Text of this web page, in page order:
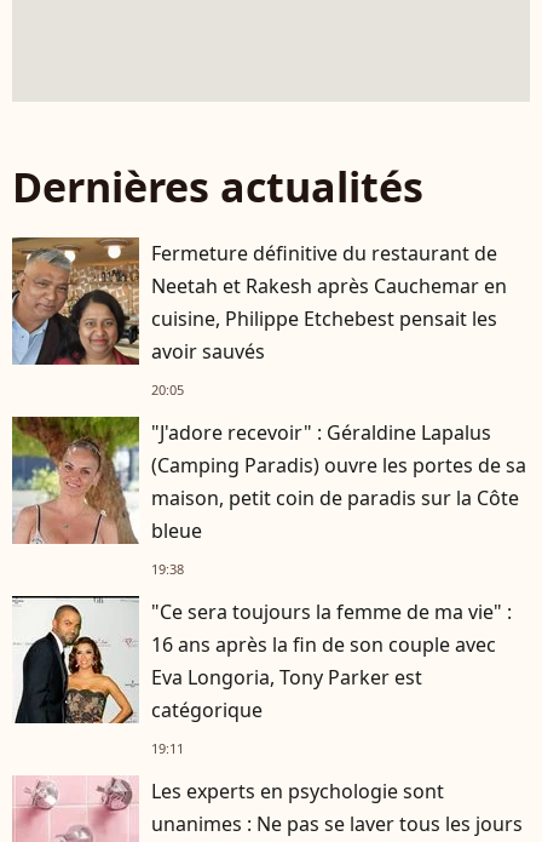
Dernières actualités
Fermeture définitive du restaurant de
Neetah et Rakesh après Cauchemar en
cuisine, Philippe Etchebest pensait les
avoir sauvés
20:05
"J'adore recevoir" : Géraldine Lapalus
(Camping Paradis) ouvre les portes de sa
maison, petit coin de paradis sur la Côte
bleue
19:38
"Ce sera toujours la femme de ma vie" :
16 ans après la fin de son couple avec
Eva Longoria, Tony Parker est
catégorique
19:11
Les experts en psychologie sont
unanimes : Ne pas se laver tous les jours